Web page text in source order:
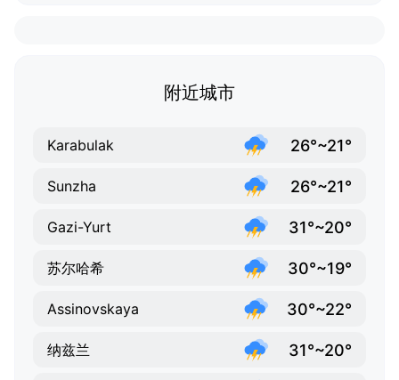
附近城市
Karabulak 26°~21°
Sunzha 26°~21°
Gazi-Yurt 31°~20°
苏尔哈希 30°~19°
Assinovskaya 30°~22°
纳兹兰 31°~20°